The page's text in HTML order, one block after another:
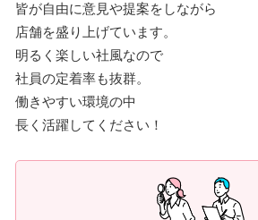
皆が自由に意見や提案をしながら
店舗を盛り上げています。
明るく楽しい社風なので
社員の定着率も抜群。
働きやすい環境の中
長く活躍してください！